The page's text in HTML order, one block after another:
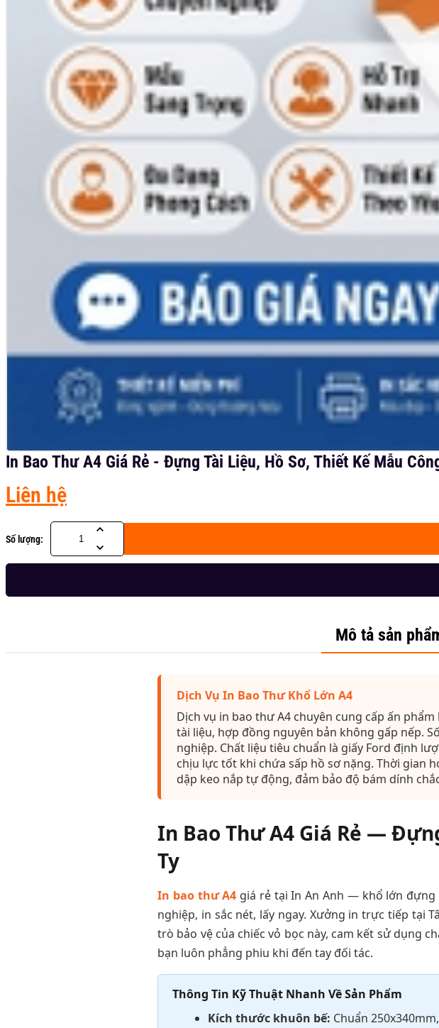
In Bao Thư A4 Giá Rẻ - Đựng Tài Liệu, Hồ Sơ, Thiết Kế Mẫu
Liên hệ
Số lượng:
Mô tả sản
Dịch Vụ In Bao Thư Khổ Lớn A4
Dịch vụ in bao thư A4 chuyên cung cấp ấn
tài liệu, hợp đồng nguyên bản không gấp nếp.
nghiệp. Chất liệu tiêu chuẩn là giấy Ford định
chịu lực tốt khi chứa sấp hồ sơ nặng. Thời gian
dập keo nắp tự động, đảm bảo độ bám dính
In Bao Thư A4 Giá Rẻ —
Ty
In bao thư A4 giá rẻ tại In An Anh — khổ lớn đựng
nghiệp, in sắc nét, lấy ngay. Xưởng in trực tiếp tại
trò bảo vệ của chiếc vỏ bọc này, cam kết sử dụng
bạn luôn phẳng phiu khi đến tay đối tác.
Thông Tin Kỹ Thuật Nhanh Về Sản Phẩm
Kích thước khuôn bế: Chuẩn